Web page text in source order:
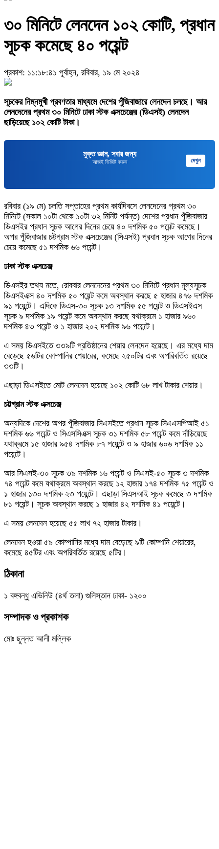
৩০ মিনিটে লেনদেন ১০২ কোটি, প্রধান
সূচক কমেছে ৪০ পয়েন্ট
প্রকাশ: ১১:১৮:৪১ পূর্বাহ্ন, রবিবার, ১৯ মে ২০২৪
সূচকের নিম্নমুখী প্রবণতার মাধ্যমে দেশের পুঁজিবাজারে লেনদেন চলছে। আর
লেনদেনের প্রথম ৩০ মিনিটে ঢাকা স্টক এক্সচেঞ্জের (ডিএসই) লেনদেন
ছাড়িয়েছে ১০২ কোটি টাকা।
মুক্ত জ্ঞান, সবার জন্য
আজই ভিজিট করুন দেখুন
রবিবার (১৯ মে) চলতি সপ্তাহের প্রথম কার্যদিবসে লেনদেনের প্রথম ৩০
মিনিটে (সকাল ১০টা থেকে ১০টা ৩২ মিনিট পর্যন্ত) দেশের প্রধান পুঁজিবাজার
ডিএসইর প্রধান সূচক আগের দিনের চেয়ে ৪০ দশমিক ৫০ পয়েন্ট কমেছে।
অপর পুঁজিবাজার চট্টগ্রাম স্টক এক্সচেঞ্জের (সিএসই) প্রধান সূচক আগের দিনের
চেয়ে কমেছে ৫১ দশমিক ৬৬ পয়েন্ট।
ঢাকা স্টক এক্সচেঞ্জ
ডিএসইর তথ্য মতে, রোববার লেনদেনের প্রথম ৩০ মিনিটে প্রধান মূল্যসূচক
ডিএসইএক্স ৪০ দশমিক ৫০ পয়েন্ট কমে অবস্থান করছে ৫ হাজার ৪৭৬ দশমিক
৯১ পয়েন্টে। এদিকে ডিএস-৩০ সূচক ১৩ দশমিক ৫৫ পয়েন্ট ও ডিএসইএস
সূচক ৯ দশমিক ১৯ পয়েন্ট কমে অবস্থান করছে যথাক্রমে ১ হাজার ৯৬০
দশমিক ৪৩ পয়েন্ট ও ১ হাজার ২০২ দশমিক ৯৬ পয়েন্টে।
এ সময় ডিএসইতে ৩৩৯টি প্রতিষ্ঠানের শেয়ার লেনদেন হয়েছে। এর মধ্যে দাম
বেড়েছে ৫৬টির কোম্পানির শেয়ারের, কমেছে ২৫০টির এবং অপরিবর্তিত রয়েছে
৩৩টি।
এছাড়া ডিএসইতে মোট লেনদেন হয়েছে ১০২ কোটি ৬৮ লাখ টাকার শেয়ার।
চট্টগ্রাম স্টক এক্সচেঞ্জ
অন্যদিকে দেশের অপর পুঁজিবাজার সিএসইতে প্রধান সূচক সিএএসপিআই ৫১
দশমিক ৬৬ পয়েন্ট ও সিএসসিএক্স সূচক ৩১ দশমিক ৫৮ পয়েন্ট কমে দাঁড়িয়েছে
যথাক্রমে ১৫ হাজার ৯৫৪ দশমিক ৮৭ পয়েন্টে ও ৯ হাজার ৬০৬ দশমিক ১১
পয়েন্টে।
আর সিএসই-৩০ সূচক ৩৯ দশমিক ১৬ পয়েন্ট ও সিএসই-৫০ সূচক ৩ দশমিক
৭৪ পয়েন্ট কমে যথাক্রমে অবস্থান করছে ১২ হাজার ১৭৪ দশমিক ৭৫ পয়েন্ট ও
১ হাজার ১৩০ দশমিক ২৩ পয়েন্টে। এছাড়া সিএসআই সূচক কমেছে ৩ দশমিক
৮১ পয়েন্ট। সূচক অবস্থান করছে ১ হাজার ৪২ দশমিক ৪১ পয়েন্টে।
এ সময় লেনদেন হয়েছে ৫৫ লাখ ৭২ হাজার টাকার।
লেনদেন হওয়া ৫৯ কোম্পানির মধ্যে দাম বেড়েছে ৯টি কোম্পানি শেয়ারের,
কমেছে ৪৫টির এবং অপরিবর্তিত রয়েছে ৫টির।
ঠিকানা
১ বঙ্গবন্ধু এভিনিউ (৪র্থ তলা) গুলিস্তান ঢাকা- ১২০০
সম্পাদক ও প্রকাশক
মোঃ ছুন্নত আলী মল্লিক